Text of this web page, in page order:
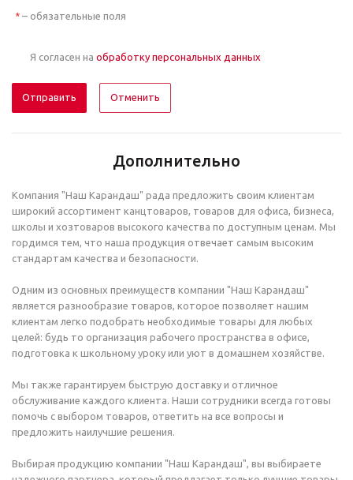
* – обязательные поля
Я согласен на обработку персональных данных
Отменить
Дополнительно
Компания "Наш Карандаш" рада предложить своим клиентам
широкий ассортимент канцтоваров, товаров для офиса, бизнеса,
школы и хозтоваров высокого качества по доступным ценам. Мы
гордимся тем, что наша продукция отвечает самым высоким
стандартам качества и безопасности.
Одним из основных преимуществ компании "Наш Карандаш"
является разнообразие товаров, которое позволяет нашим
клиентам легко подобрать необходимые товары для любых
целей: будь то организация рабочего пространства в офисе,
подготовка к школьному уроку или уют в домашнем хозяйстве.
Мы также гарантируем быструю доставку и отличное
обслуживание каждого клиента. Наши сотрудники всегда готовы
помочь с выбором товаров, ответить на все вопросы и
предложить наилучшие решения.
Выбирая продукцию компании "Наш Карандаш", вы выбираете